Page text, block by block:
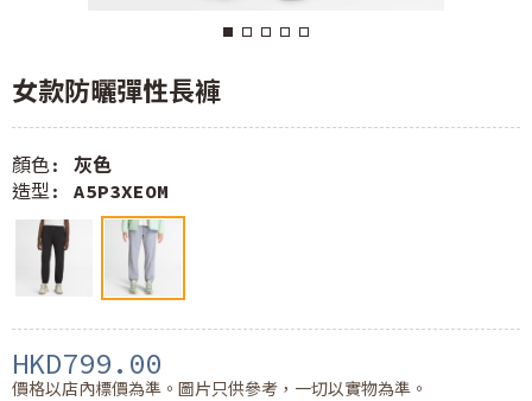
女款防曬彈性長褲
顏色: 灰色
造型: A5P3XEOM
HKD799.00
價格以店內標價為準。圖片只供參考，一切以實物為準。